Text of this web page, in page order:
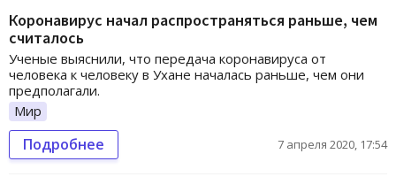
Коронавирус начал распространяться раньше, чем
считалось
Ученые выяснили, что передача коронавируса от
человека к человеку в Ухане началась раньше, чем они
предполагали.
Мир
Подробнее 7 апреля 2020, 17:54